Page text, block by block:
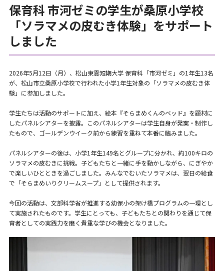
保育科 市河ゼミの学生が桑原小学校
「ソラマメの皮むき体験」をサポート
しました
2026年5月12日（月）、松山東雲短期大学 保育科「市河ゼミ」の1年生13名
が、松山市立桑原小学校で行われた小学1年生対象の「ソラマメの皮むき体
験」に参加しました。
学生たちは活動のサポートに加え、絵本『そらまめくんのベッド』を題材に
したパネルシアターを披露。このパネルシアターは学生自身が発案・制作し
たもので、ゴールデンウイーク前から練習を重ねて本番に臨みました。
パネルシアターの後は、小学1年生149名とグループに分かれ、約100キロの
ソラマメの皮むきに挑戦。子どもたちと一緒に手を動かしながら、にぎやか
で楽しいひとときを過ごしました。みんなでむいたソラマメは、翌日の給食
で「そらまめいりクリームスープ」として提供されます。
今回の活動は、文部科学省が推進する幼保小の架け橋プログラムの一環とし
て実施されたものです。学生にとっても、子どもたちとの関わりを通じて保
育者としての実践力を磨く貴重な学びの機会となりました。